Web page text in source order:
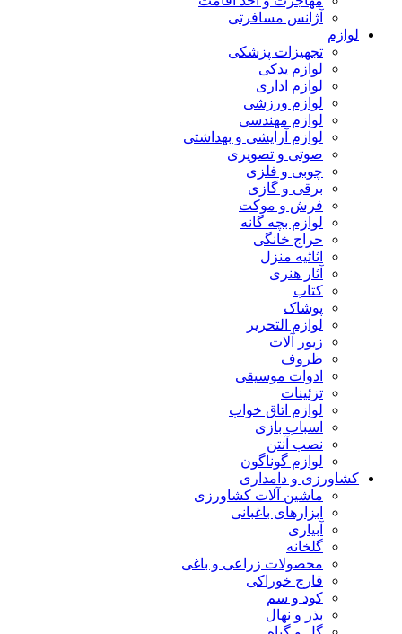
آژانس مسافرتی
لوازم
تجهیزات پزشکی
لوازم یدکی
لوازم اداری
لوازم ورزشی
لوازم مهندسی
لوازم آرایشی و بهداشتی
صوتی و تصویری
چوبی و فلزی
برقی و گازی
فرش و موکت
لوازم بچه گانه
حراج خانگی
اثاثیه منزل
آثار هنری
کتاب
پوشاک
لوازم التحریر
زیور آلات
ظروف
ادوات موسیقی
تزئینات
لوازم اتاق خواب
اسباب بازی
نصب آنتن
لوازم گوناگون
کشاورزی و دامداری
ماشین آلات کشاورزی
ابزارهای باغبانی
آبیاری
گلخانه
محصولات زراعی و باغی
قارچ خوراکی
کود و سم
بذر و نهال